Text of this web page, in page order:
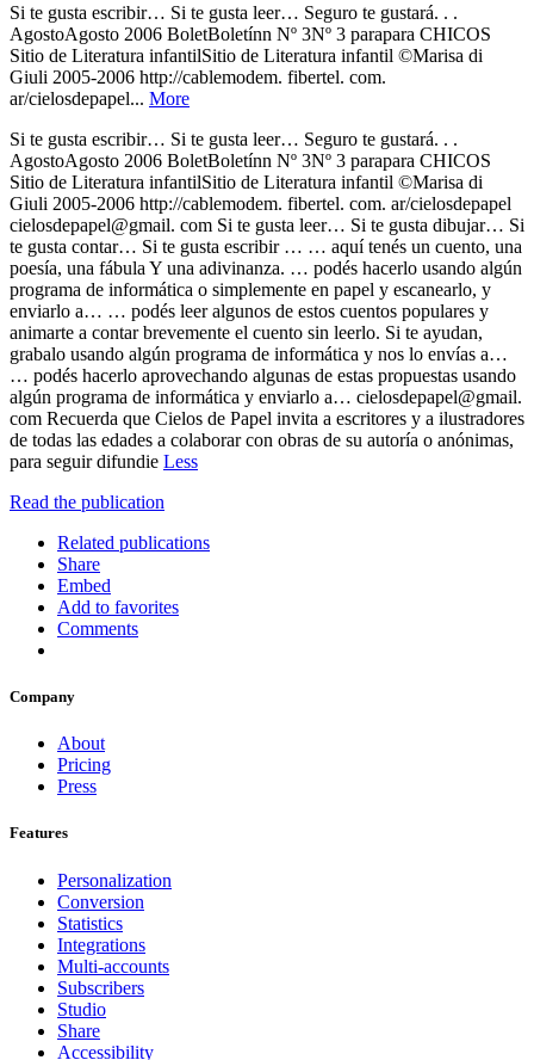
Si te gusta escribir… Si te gusta leer… Seguro te gustará. . .
AgostoAgosto 2006 BoletBoletínn Nº 3Nº 3 parapara CHICOS
Sitio de Literatura infantilSitio de Literatura infantil ©Marisa di
Giuli 2005-2006 http://cablemodem. fibertel. com.
ar/cielosdepapel... More
Si te gusta escribir… Si te gusta leer… Seguro te gustará. . .
AgostoAgosto 2006 BoletBoletínn Nº 3Nº 3 parapara CHICOS
Sitio de Literatura infantilSitio de Literatura infantil ©Marisa di
Giuli 2005-2006 http://cablemodem. fibertel. com. ar/cielosdepapel
cielosdepapel@gmail. com Si te gusta leer… Si te gusta dibujar… Si
te gusta contar… Si te gusta escribir … … aquí tenés un cuento, una
poesía, una fábula Y una adivinanza. … podés hacerlo usando algún
programa de informática o simplemente en papel y escanearlo, y
enviarlo a… … podés leer algunos de estos cuentos populares y
animarte a contar brevemente el cuento sin leerlo. Si te ayudan,
grabalo usando algún programa de informática y nos lo envías a…
… podés hacerlo aprovechando algunas de estas propuestas usando
algún programa de informática y enviarlo a… cielosdepapel@gmail.
com Recuerda que Cielos de Papel invita a escritores y a ilustradores
de todas las edades a colaborar con obras de su autoría o anónimas,
para seguir difundie Less
Read the publication
Related publications
Share
Embed
Add to favorites
Comments
Company
About
Pricing
Press
Features
Personalization
Conversion
Statistics
Integrations
Multi-accounts
Subscribers
Studio
Share
Accessibility